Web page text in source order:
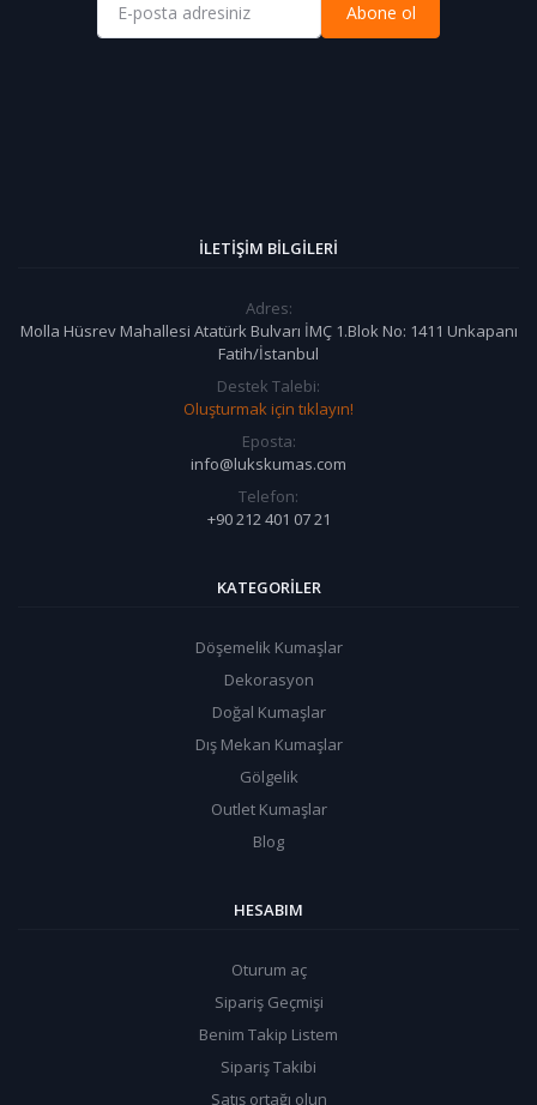
Abone ol
İLETIŞIM BILGILERI
Adres:
Molla Hüsrev Mahallesi Atatürk Bulvarı İMÇ 1.Blok No: 1411 Unkapanı
Fatih/İstanbul
Destek Talebi:
Oluşturmak için tıklayın!
Eposta:
info@lukskumas.com
Telefon:
+90 212 401 07 21
KATEGORILER
Döşemelik Kumaşlar
Dekorasyon
Doğal Kumaşlar
Dış Mekan Kumaşlar
Gölgelik
Outlet Kumaşlar
Blog
HESABIM
Oturum aç
Sipariş Geçmişi
Benim Takip Listem
Sipariş Takibi
Satış ortağı olun